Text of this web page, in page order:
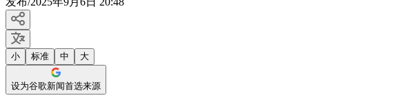
小 标准 中 大
设为谷歌新闻首选来源